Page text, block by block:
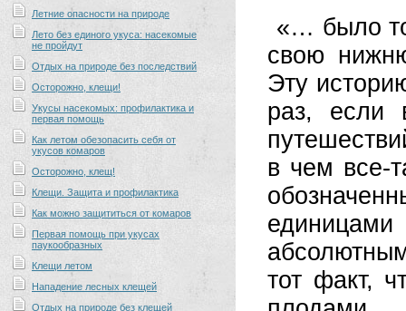
Летние опасности на природе
Лето без единого укуса: насекомые
не пройдут
Отдых на природе без последствий
Осторожно, клещи!
Укусы насекомых: профилактика и
первая помощь
Как летом обезопасить себя от
укусов комаров
Осторожно, клещ!
Клещи. Защита и профилактика
Как можно защититься от комаров
Первая помощь при укусах
паукообразных
Клещи летом
Нападение лесных клещей
Отдых на природе без клещей
«… было
свою
Эту
раз, если
в чем все-
тот факт,